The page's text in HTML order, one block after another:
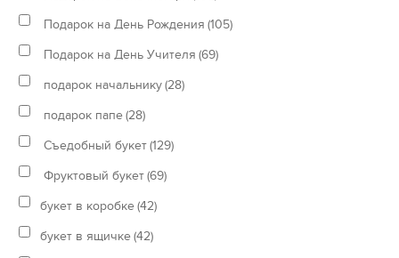
Подарок на День Рождения (105)
Подарок на День Учителя (69)
подарок начальнику(28)
подарок папе(28)
Съедобный букет(129)
Фруктовый букет(69)
букет в коробке(42)
букет в ящичке(42)